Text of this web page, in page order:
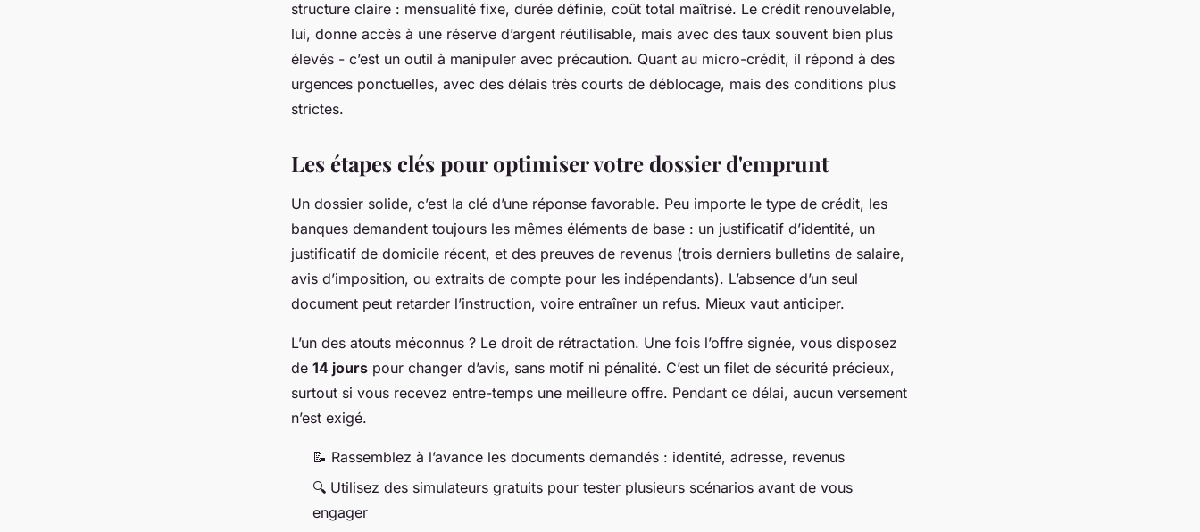
structure claire : mensualité fixe, durée définie, coût total maîtrisé. Le crédit renouvelable,
lui, donne accès à une réserve d’argent réutilisable, mais avec des taux souvent bien plus
élevés - c’est un outil à manipuler avec précaution. Quant au micro-crédit, il répond à des
urgences ponctuelles, avec des délais très courts de déblocage, mais des conditions plus
strictes.
Les étapes clés pour optimiser votre dossier d'emprunt
Un dossier solide, c’est la clé d’une réponse favorable. Peu importe le type de crédit, les
banques demandent toujours les mêmes éléments de base : un justificatif d’identité, un
justificatif de domicile récent, et des preuves de revenus (trois derniers bulletins de salaire,
avis d’imposition, ou extraits de compte pour les indépendants). L’absence d’un seul
document peut retarder l’instruction, voire entraîner un refus. Mieux vaut anticiper.
L’un des atouts méconnus ? Le droit de rétractation. Une fois l’offre signée, vous disposez
de 14 jours pour changer d’avis, sans motif ni pénalité. C’est un filet de sécurité précieux,
surtout si vous recevez entre-temps une meilleure offre. Pendant ce délai, aucun versement
n’est exigé.
📝 Rassemblez à l’avance les documents demandés : identité, adresse, revenus
🔍 Utilisez des simulateurs gratuits pour tester plusieurs scénarios avant de vous
engager